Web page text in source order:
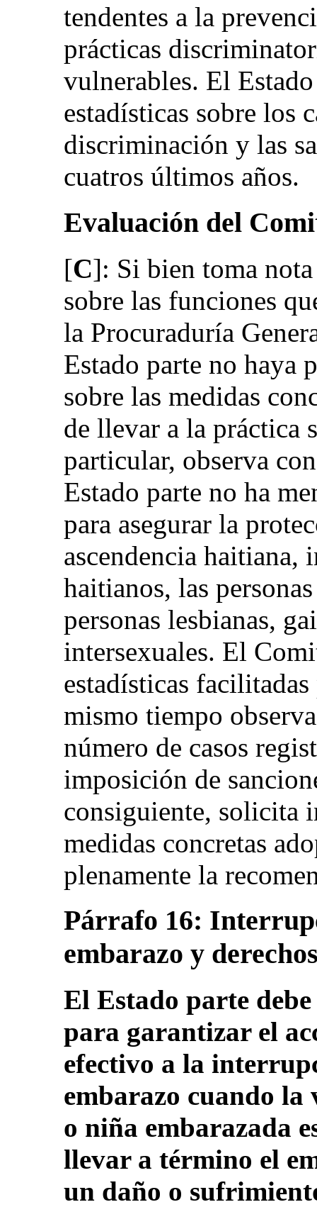
tendentes a la
prácticas
vulnerables. El
estadísticas sobre los
discriminación y las
cuatros últimos años.
Evaluación del
[C]: Si bien toma
sobre las funciones
la Procuraduría
Estado parte no haya
sobre las medidas
de llevar a la práctica
particular, observa
Estado parte no ha
para asegurar la
ascendencia haitiana,
haitianos, las
personas lesbianas,
intersexuales. El
estadísticas
mismo tiempo
número de casos
imposición de
consiguiente, solicita
medidas concretas
plenamente la
Párrafo 16:
embarazo y
El Estado parte
para garantizar el
efectivo a la
embarazo cuando
o niña embarazada
llevar a término el
un daño o